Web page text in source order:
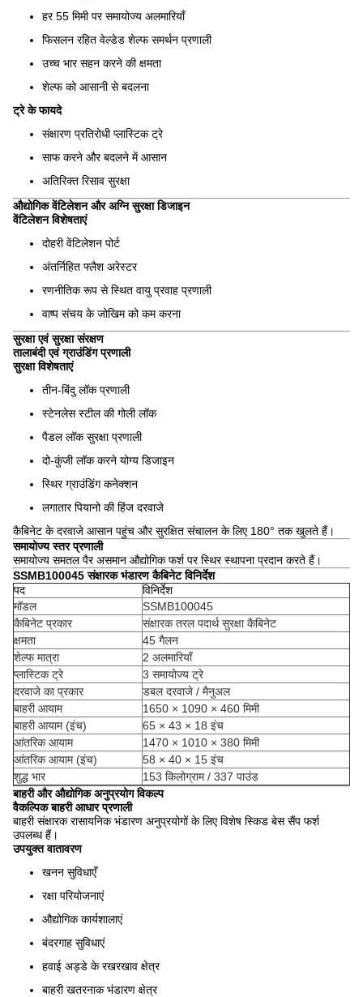
हर 55 मिमी पर समायोज्य अलमारियाँ
फिसलन रहित वेल्डेड शेल्फ समर्थन प्रणाली
उच्च भार सहन करने की क्षमता
शेल्फ को आसानी से बदलना
ट्रे के फायदे
संक्षारण प्रतिरोधी प्लास्टिक ट्रे
साफ करने और बदलने में आसान
अतिरिक्त रिसाव सुरक्षा
औद्योगिक वेंटिलेशन और अग्नि सुरक्षा डिजाइन
वेंटिलेशन विशेषताएं
दोहरी वेंटिलेशन पोर्ट
अंतर्निहित फ्लैश अरेस्टर
रणनीतिक रूप से स्थित वायु प्रवाह प्रणाली
वाष्प संचय के जोखिम को कम करना
सुरक्षा एवं सुरक्षा संरक्षण
तालाबंदी एवं ग्राउंडिंग प्रणाली
सुरक्षा विशेषताएं
तीन-बिंदु लॉक प्रणाली
स्टेनलेस स्टील की गोली लॉक
पैडल लॉक सुरक्षा प्रणाली
दो-कुंजी लॉक करने योग्य डिजाइन
स्थिर ग्राउंडिंग कनेक्शन
लगातार पियानो की हिंज दरवाजे
कैबिनेट के दरवाजे आसान पहुंच और सुरक्षित संचालन के लिए 180° तक खुलते हैं।
समायोज्य स्तर प्रणाली
समायोज्य समतल पैर असमान औद्योगिक फर्श पर स्थिर स्थापना प्रदान करते हैं।
SSMB100045 संक्षारक भंडारण कैबिनेट विनिर्देश
पद
विनिर्देश
मॉडल
SSMB100045
कैबिनेट प्रकार
संक्षारक तरल पदार्थ सुरक्षा कैबिनेट
क्षमता
45 गैलन
शेल्फ मात्रा
2 अलमारियाँ
प्लास्टिक ट्रे
3 समायोज्य ट्रे
दरवाजे का प्रकार
डबल दरवाजे / मैनुअल
बाहरी आयाम
1650 × 1090 × 460 मिमी
बाहरी आयाम (इंच)
65 × 43 × 18 इंच
आंतरिक आयाम
1470 × 1010 × 380 मिमी
आंतरिक आयाम (इंच)
58 × 40 × 15 इंच
शुद्ध भार
153 किलोग्राम / 337 पाउंड
बाहरी और औद्योगिक अनुप्रयोग विकल्प
वैकल्पिक बाहरी आधार प्रणाली
बाहरी संक्षारक रासायनिक भंडारण अनुप्रयोगों के लिए विशेष स्किड बेस सैंप फर्श
उपलब्ध हैं।
उपयुक्त वातावरण
खनन सुविधाएँ
रक्षा परियोजनाएं
औद्योगिक कार्यशालाएं
बंदरगाह सुविधाएं
हवाई अड्डे के रखरखाव क्षेत्र
बाहरी खतरनाक भंडारण क्षेत्र